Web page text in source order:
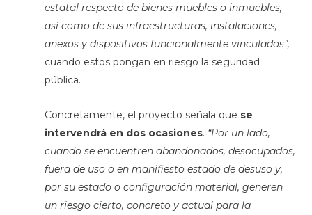
estatal respecto de bienes muebles o inmuebles,
así como de sus infraestructuras, instalaciones,
anexos y dispositivos funcionalmente vinculados”,
cuando estos pongan en riesgo la seguridad
pública.
Concretamente, el proyecto señala que se
intervendrá en dos ocasiones. “Por un lado,
cuando se encuentren abandonados, desocupados,
fuera de uso o en manifiesto estado de desuso y,
por su estado o configuración material, generen
un riesgo cierto, concreto y actual para la